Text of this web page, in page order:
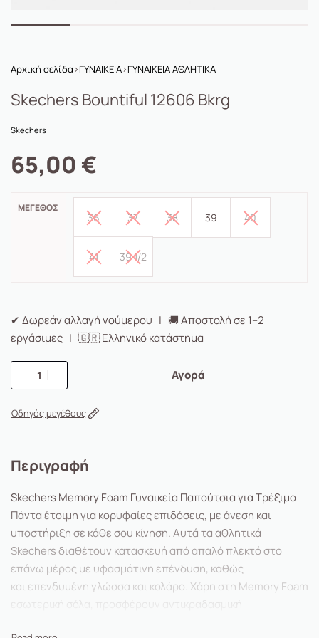
Αρχική σελίδα›ΓΥΝΑΙΚΕΙΑ›ΓΥΝΑΙΚΕΙΑ ΑΘΛΗΤΙΚΑ
Skechers Bountiful 12606 Bkrg
Skechers
65,00 €
ΜΈΓΕΘΟΣ
36 37 38 39 40
41 39 1/2
✔ Δωρεάν αλλαγή νούμερου | 🚚 Αποστολή σε 1–2
εργάσιμες | 🇬🇷 Ελληνικό κατάστημα
Αγορά
Οδηγός μεγέθους
Περιγραφή
Skechers Memory Foam Γυναικεία Παπούτσια για Τρέξιμο
Πάντα έτοιμη για κορυφαίες επιδόσεις, με άνεση και
υποστήριξη σε κάθε σου κίνηση. Αυτά τα αθλητικά
Skechers διαθέτουν κατασκευή από απαλό πλεκτό στο
επάνω μέρος με υφασμάτινη επένδυση, καθώς
και επενδυμένη γλώσσα και κολάρο. Χάρη στη Memory Foam